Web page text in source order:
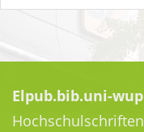
Elpub.bib.uni-